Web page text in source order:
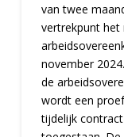
van twee
vertrekpunt
november
de
wordt een
tijdelijk